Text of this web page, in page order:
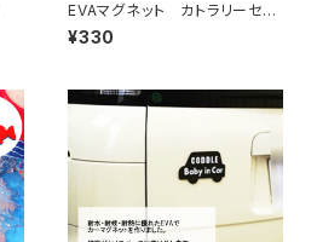
EVAマグネット カトラリーセッ
ト
¥330